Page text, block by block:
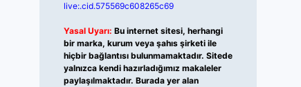
live:.cid.575569c608265c69
Yasal Uyarı: Bu internet sitesi, herhangi
bir marka, kurum veya şahıs şirketi ile
hiçbir bağlantısı bulunmamaktadır. Sitede
yalnızca kendi hazırladığımız makaleler
paylaşılmaktadır. Burada yer alan